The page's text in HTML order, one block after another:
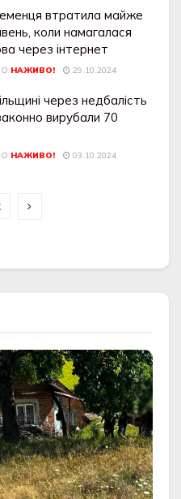
втратила майже
коли намагалася
через інтернет
НАЖИВО! 29.10.2024
через недбалість
вирубали 70
НАЖИВО! 03.10.2024